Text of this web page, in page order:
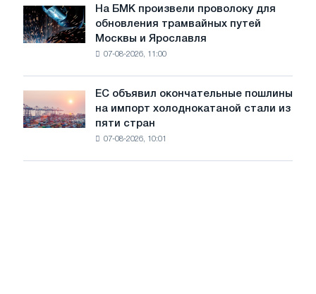
целей
обезуглероживания
июле
На
БМК
произвели
трамвайных
путей
Ярославля
На БМК произвели проволоку для
обновления трамвайных путей
Москвы и Ярославля
07-08-2026, 11:00
объявил
окончательные
ЕС объявил окончательные пошлины
на импорт холоднокатаной стали из
пяти стран
07-08-2026, 10:01